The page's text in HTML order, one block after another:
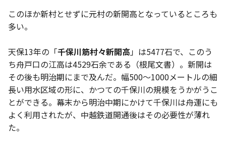
このほか新村とせずに元村の新開高となっているところも
多い。
天保13年の「千保川筋村々新開高」は5477石で、このう
ち舟戸口の江高は4529石余である（根尾文書）。新開は
その後も明治期にまで及んだ。幅500～1000メートルの細
長い用水区域の形に、かつての千保川の規模をうかがうこ
とができる。幕末から明治中期にかけて千保川は舟運にも
よく利用されたが、中越鉄道開通後はその必要性が薄れ
た。